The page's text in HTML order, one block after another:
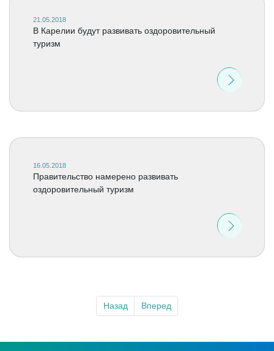
21.05.2018
В Карелии будут развивать оздоровительный
туризм
16.05.2018
Правительство намерено развивать
оздоровительный туризм
Назад Вперед